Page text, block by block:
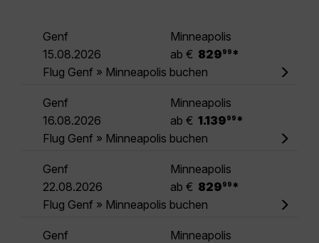
Genf
Minneapolis
15.08.2026
ab € 829 99 *
Flug Genf » Minneapolis buchen
Genf
Minneapolis
16.08.2026
ab € 1.139 99 *
Flug Genf » Minneapolis buchen
Genf
Minneapolis
22.08.2026
ab € 829 99 *
Flug Genf » Minneapolis buchen
Genf Minneapolis